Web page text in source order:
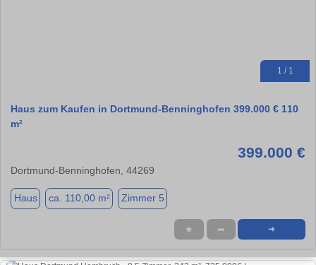
1 / 1
Haus zum Kaufen in Dortmund-Benninghofen 399.000 € 110
m²
399.000 €
Dortmund-Benninghofen, 44269
Haus ca. 110,00 m² Zimmer 5
★ ➦ ➜